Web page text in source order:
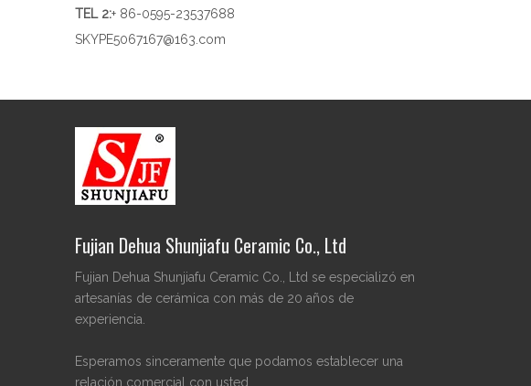
TEL 2:+ 86-0595-23537688
SKYPE5067167@163.com
Fujian Dehua Shunjiafu Ceramic Co., Ltd
Fujian Dehua Shunjiafu Ceramic Co., Ltd se especializó en
artesanías de cerámica con más de 20 años de
experiencia.
Esperamos sinceramente que podamos establecer una
relación comercial con usted.